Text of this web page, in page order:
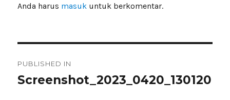
Anda harus masuk untuk berkomentar.
pos
PUBLISHED IN
Screenshot_2023_0420_130120